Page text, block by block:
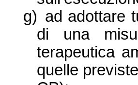
g) ad adottare
di una
terapeutica
quelle